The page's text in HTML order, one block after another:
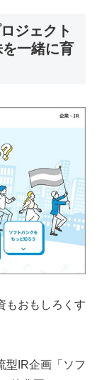
ジェクト
一緒に育
もおもしろくす
型IR企画「ソフ